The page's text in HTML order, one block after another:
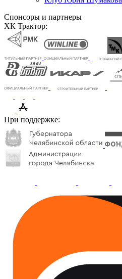
Спонсоры и партнеры
ХК Трактор:
При поддержке: